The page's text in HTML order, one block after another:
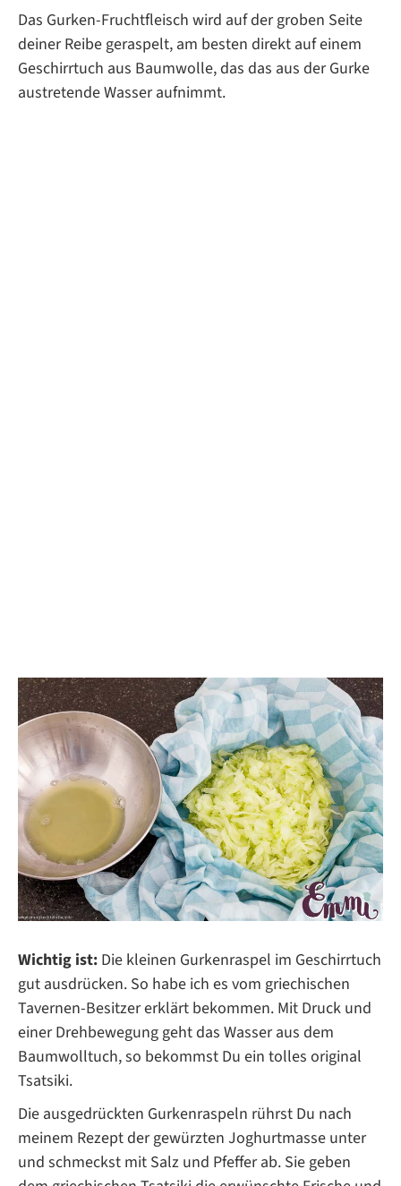
Das Gurken-Fruchtfleisch wird auf der groben Seite
deiner Reibe geraspelt, am besten direkt auf einem
Geschirrtuch aus Baumwolle, das das aus der Gurke
austretende Wasser aufnimmt.
Wichtig ist: Die kleinen Gurkenraspel im Geschirrtuch
gut ausdrücken. So habe ich es vom griechischen
Tavernen-Besitzer erklärt bekommen. Mit Druck und
einer Drehbewegung geht das Wasser aus dem
Baumwolltuch, so bekommst Du ein tolles original
Tsatsiki.
Die ausgedrückten Gurkenraspeln rührst Du nach
meinem Rezept der gewürzten Joghurtmasse unter
und schmeckst mit Salz und Pfeffer ab. Sie geben